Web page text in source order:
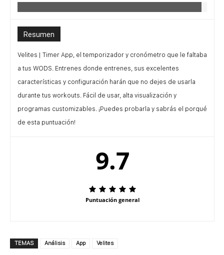
Resumen
Velites | Timer App, el temporizador y cronómetro que le faltaba
a tus WODS. Entrenes donde entrenes, sus excelentes
características y configuración harán que no dejes de usarla
durante tus workouts. Fácil de usar, alta visualización y
programas customizables. ¡Puedes probarla y sabrás el porqué
de esta puntuación!
9.7
Puntuación general
TEMAS Análisis App Velites